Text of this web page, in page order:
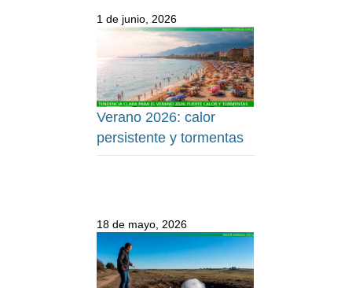
1 de junio, 2026
Verano 2026: calor
persistente y tormentas
18 de mayo, 2026